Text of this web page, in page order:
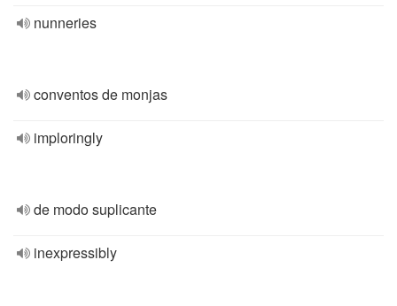
nunneries
conventos de monjas
imploringly
de modo suplicante
inexpressibly